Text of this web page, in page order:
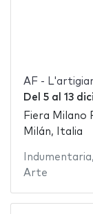
AF -
Del 5al 13
Fiera Milano
Milán, Italia
Indumentaria,
Arte